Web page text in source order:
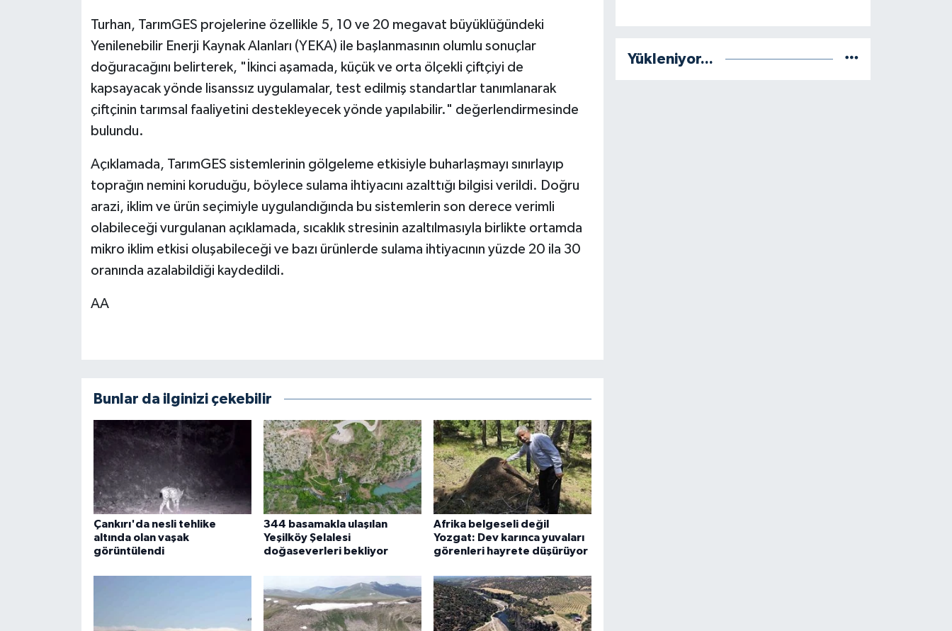
Turhan, TarımGES projelerine özellikle 5, 10 ve 20 megavat büyüklüğündeki
Yenilenebilir Enerji Kaynak Alanları (YEKA) ile başlanmasının olumlu sonuçlar
doğuracağını belirterek, "İkinci aşamada, küçük ve orta ölçekli çiftçiyi de
kapsayacak yönde lisanssız uygulamalar, test edilmiş standartlar tanımlanarak
çiftçinin tarımsal faaliyetini destekleyecek yönde yapılabilir." değerlendirmesinde
bulundu.
Açıklamada, TarımGES sistemlerinin gölgeleme etkisiyle buharlaşmayı sınırlayıp
toprağın nemini koruduğu, böylece sulama ihtiyacını azalttığı bilgisi verildi. Doğru
arazi, iklim ve ürün seçimiyle uygulandığında bu sistemlerin son derece verimli
olabileceği vurgulanan açıklamada, sıcaklık stresinin azaltılmasıyla birlikte ortamda
mikro iklim etkisi oluşabileceği ve bazı ürünlerde sulama ihtiyacının yüzde 20 ila 30
oranında azalabildiği kaydedildi.
AA
Bunlar da ilginizi çekebilir
Çankırı'da nesli tehlike
altında olan vaşak
görüntülendi
344 basamakla ulaşılan
Yeşilköy Şelalesi
doğaseverleri bekliyor
Afrika belgeseli değil
Yozgat: Dev karınca yuvaları
görenleri hayrete düşürüyor
Yükleniyor...